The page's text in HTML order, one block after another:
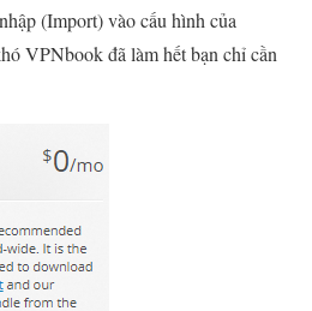
(Import) vào cấu hình của
VPNbook đã làm hết bạn chỉ cần